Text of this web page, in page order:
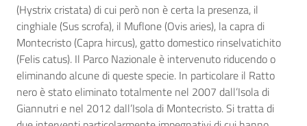
(Hystrix cristata) di cui però non è certa la presenza, il
cinghiale (Sus scrofa), il Muflone (Ovis aries), la capra di
Montecristo (Capra hircus), gatto domestico rinselvatichito
(Felis catus). Il Parco Nazionale è intervenuto riducendo o
eliminando alcune di queste specie. In particolare il Ratto
nero è stato eliminato totalmente nel 2007 dall’Isola di
Giannutri e nel 2012 dall’Isola di Montecristo. Si tratta di